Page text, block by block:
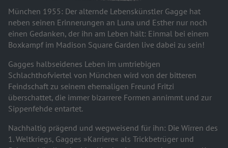
München 1955: Der alternde Lebenskünstler Gagge hat
neben seinen Erinnerungen an Luna und Esther nur noch
einen Gedanken, der ihn am Leben hält: Einmal bei einem
Boxkampf im Madison Square Garden live dabei zu sein!
Gagges halbseidenes Leben im umtriebigen
Schlachthofviertel von München wird von der bitteren
Feindschaft zu seinem ehemaligen Freund Fritzi
überschattet, die immer bizarrere Formen annimmt und zur
Sippenfehde entartet.
Nachhaltig prägend und wegweisend für ihn: Die Wirren des
1. Weltkriegs, Gagges »Karriere« als Trickbetrüger und